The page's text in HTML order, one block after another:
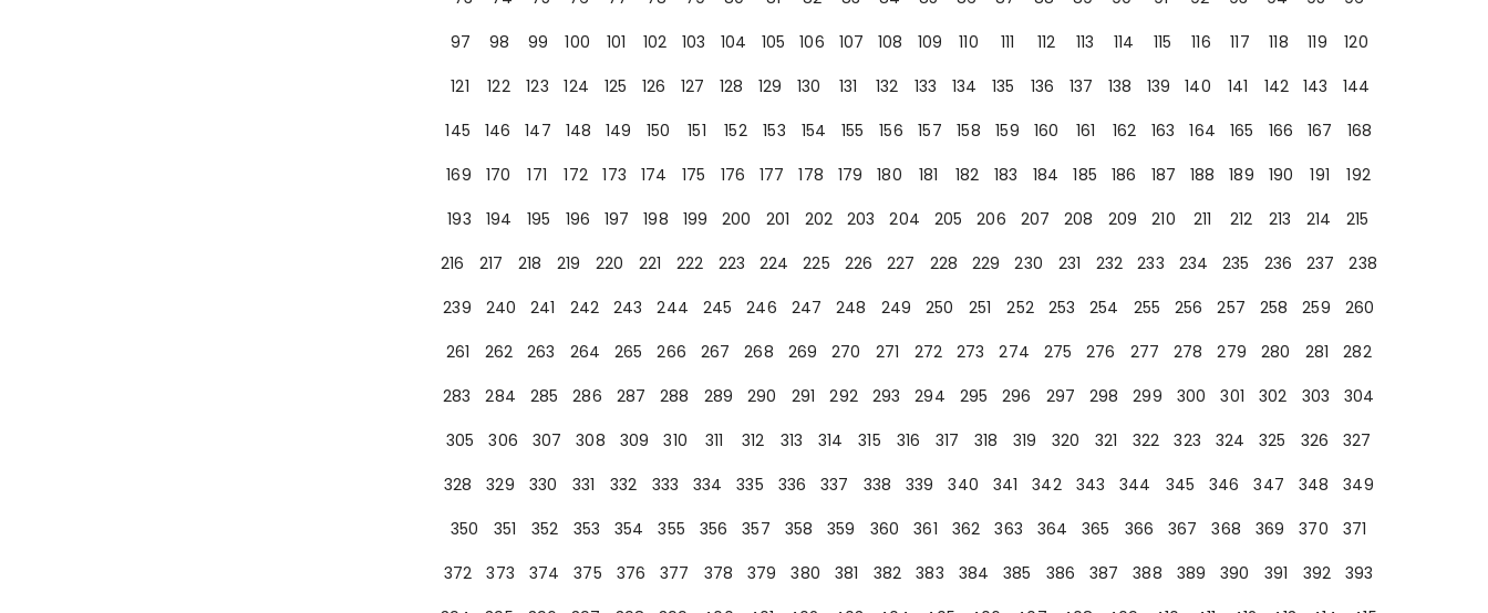
97
98 99 100 101 102 103 104 105 106 107 108 109 110 111 112 113 114 115 116 117 118 119
120
121
122 123 124 125 126 127 128 129 130 131 132 133 134 135 136 137 138 139 140 141 142 143
144
145
146 147 148 149 150 151 152 153 154 155 156 157 158 159 160 161 162 163 164 165 166 167
168
169
170 171 172 173 174 175 176 177 178 179 180 181 182 183 184 185 186 187 188 189 190 191
192
193
194 195 196 197 198 199 200 201 202 203 204 205 206 207 208 209 210 211 212 213 214
215
216
217 218 219 220 221 222 223 224 225 226 227 228 229 230 231 232 233 234 235 236 237
238
239
240 241 242 243 244 245 246 247 248 249 250 251 252 253 254 255 256 257 258 259
260
261
262 263 264 265 266 267 268 269 270 271 272 273 274 275 276 277 278 279 280 281
282
283
284 285 286 287 288 289 290 291 292 293 294 295 296 297 298 299 300 301 302 303
304
305
306 307 308 309 310 311 312 313 314 315 316 317 318 319 320 321 322 323 324 325 326
327
328
329 330 331 332 333 334 335 336 337 338 339 340 341 342 343 344 345 346 347 348
349
350
351 352 353 354 355 356 357 358 359 360 361 362 363 364 365 366 367 368 369 370
371
372
373 374 375 376 377 378 379 380 381 382 383 384 385 386 387 388 389 390 391 392
393